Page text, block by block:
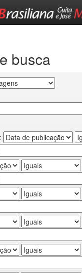
busca